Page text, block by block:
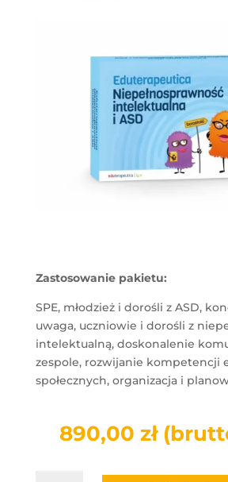
Zastosowanie pakietu:
SPE, młodzież i dorośli z ASD,
uwaga, uczniowie i dorośli z
intelektualną, doskonalenie
zespole, rozwijanie kompetencji
społecznych, organizacja i
890,00 zł